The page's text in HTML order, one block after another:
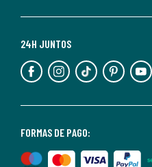
FORMAS DE PAGO:
24H JUNTOS